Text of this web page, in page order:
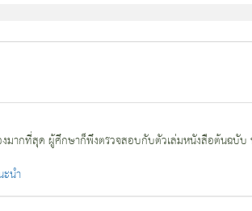
ากที่สุด ผู้ศึกษาก็พึงตรวจสอบกับตัวเล่มหนังสือต้นฉบับ
นำ